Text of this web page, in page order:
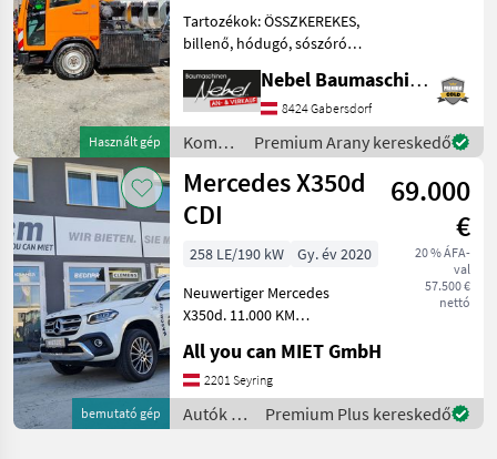
Használt gép
Tartozékok: ÖSSZKEREKES,
billenő, hódugó, sószóró
km/h Kommunális gépek
Kommunális járművek
Nebel Baumaschinen
8424 Gabersdorf
Kommunális
gépek /
Mercedes
Premium Arany kereskedő
bemutató gép
Mercedes X350d
CDI
69.000
€
20 % ÁFA-
val
57.500 €
nettó
258 LE/190 kW
Gy. év 2020
Neuwertiger Mercedes
X350d. 11.000 KM
Sonderausstattung: Airbag
Fahrer-/Beifahrerseite
Antriebsart: Allradantrieb
Audiosystem Audio 20 (mit
All you can MIET GmbH
2201 Seyring
Autók /
Motorkerékpárok
Premium Plus kereskedő